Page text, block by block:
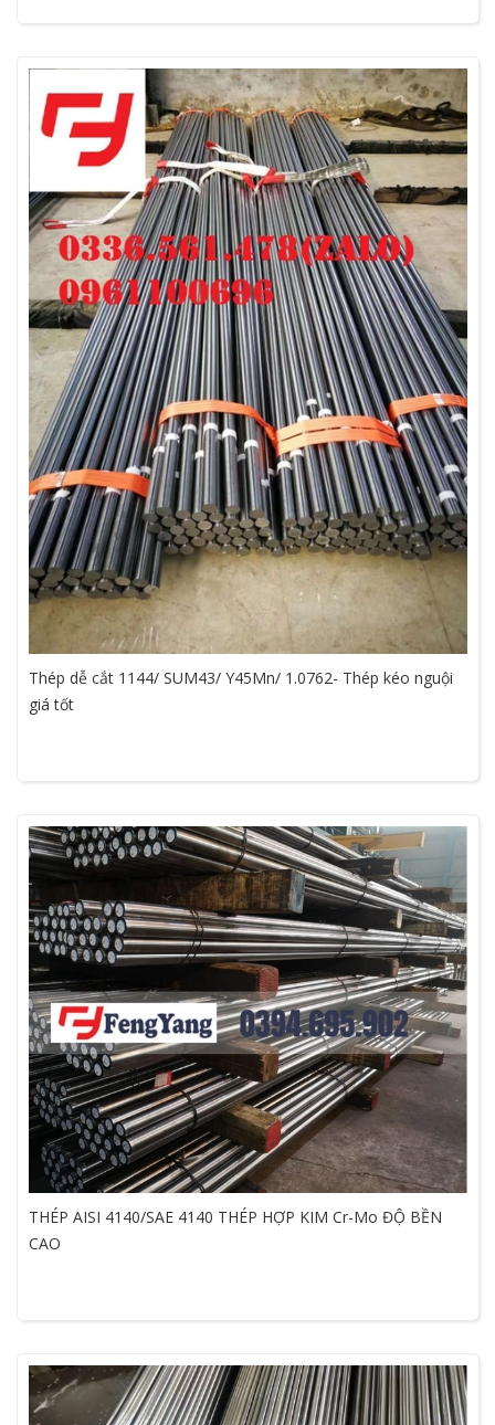
Thép dễ cắt 1144/ SUM43/ Y45Mn/ 1.0762- Thép kéo nguội
giá tốt
THÉP AISI 4140/SAE 4140 THÉP HỢP KIM Cr-Mo ĐỘ BỀN
CAO